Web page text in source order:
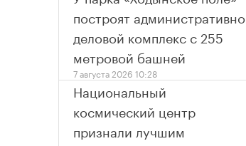
построят административно
деловой комплекс с 255
метровой башней
7 августа 2026 10:28
Национальный
космический центр
признали лучшим